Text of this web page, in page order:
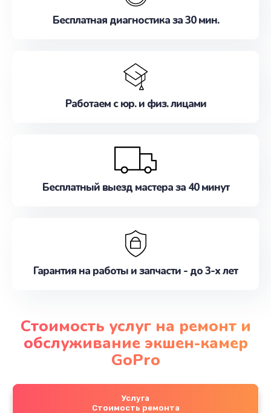
Бесплатная диагностика за 30 мин.
Работаем с юр. и физ. лицами
Бесплатный выезд мастера за 40 минут
Гарантия на работы и запчасти - до 3-х лет
Стоимость услуг на ремонт и
обслуживание экшен-камер
GoPro
Услуга
Стоимость ремонта